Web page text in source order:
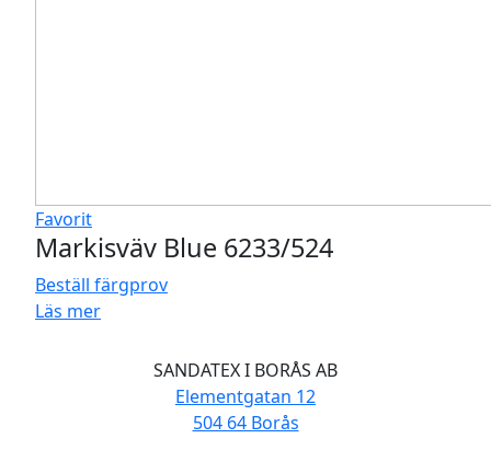
Favorit
Markisväv Blue 6233/524
Beställ färgprov
Läs mer
SANDATEX I BORÅS AB
Elementgatan 12
504 64 Borås